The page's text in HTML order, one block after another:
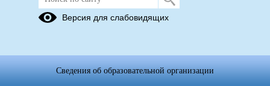
ОбъявленияВерсия для слабовидящих
Сведения об образовательной организации